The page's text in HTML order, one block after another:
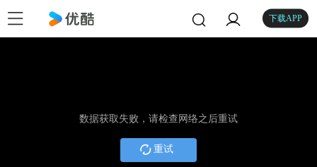
下载APP
数据获取失败，请检查网络之后重试
重试